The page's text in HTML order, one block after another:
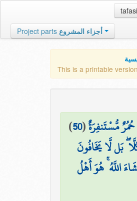
Project parts أجزاء المشروع
This is a printable
مُّسْتَنفِرَةٌ(
50
)
بَل لَّا يَخَافُونَ
اللَّهُ ۚ هُوَ أَهْلُ